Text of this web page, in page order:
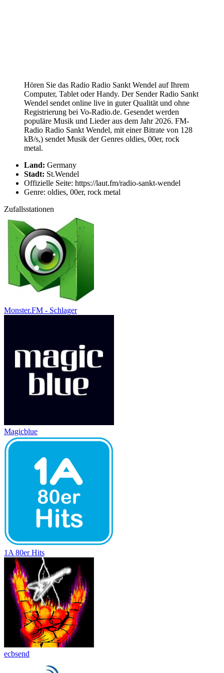
Hören Sie das Radio Radio Sankt Wendel auf Ihrem
Computer, Tablet oder Handy. Der Sender Radio Sankt
Wendel sendet online live in guter Qualität und ohne
Registrierung bei Vo-Radio.de. Gesendet werden
populäre Musik und Lieder aus dem Jahr 2026. FM-
Radio Radio Sankt Wendel, mit einer Bitrate von 128
kB/s,) sendet Musik der Genres oldies, 00er, rock
metal.
Land: Germany
Stadt: St.Wendel
Offizielle Seite: https://laut.fm/radio-sankt-wendel
Genre: oldies, 00er, rock metal
Zufallsstationen
Monster.FM - Schlager
Magicblue
1A 80er Hits
ecbsend